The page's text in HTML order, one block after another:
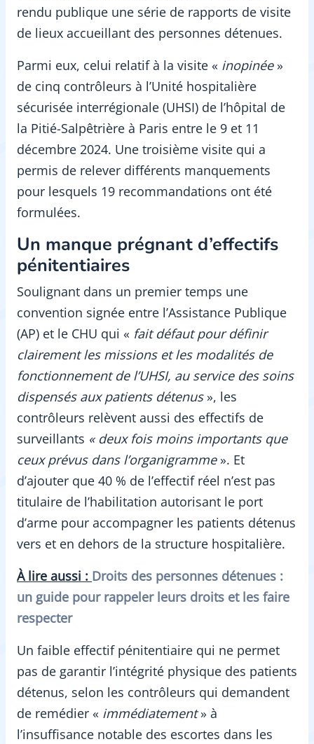
rendu publique une série de rapports de visite
de lieux accueillant des personnes détenues.
Parmi eux, celui relatif à la visite « inopinée»
de cinq contrôleurs à l’Unité hospitalière
sécurisée interrégionale (UHSI) de l’hôpital de
la Pitié-Salpêtrière à Paris entre le 9 et 11
décembre 2024. Une troisième visite qui a
permis de relever différents manquements
pour lesquels 19 recommandations ont été
formulées.
Un manque prégnant d’effectifs
pénitentiaires
Soulignant dans un premier temps une
convention signée entre l’Assistance Publique
(AP) et le CHU qui « fait défaut pour définir
clairement les missions et les modalités de
fonctionnement de l’UHSI, au service des soins
dispensés aux patients détenus », les
contrôleurs relèvent aussi des effectifs de
surveillants « deux fois moins importants que
ceux prévus dans l’organigramme». Et
d’ajouter que 40 % de l’effectif réel n’est pas
titulaire de l’habilitation autorisant le port
d’arme pour accompagner les patients détenus
vers et en dehors de la structure hospitalière.
À lire aussi : Droits des personnes détenues :
un guide pour rappeler leurs droits et les faire
respecter
Un faible effectif pénitentiaire qui ne permet
pas de garantir l’intégrité physique des patients
détenus, selon les contrôleurs qui demandent
de remédier « immédiatement» à
l’insuffisance notable des escortes dans les